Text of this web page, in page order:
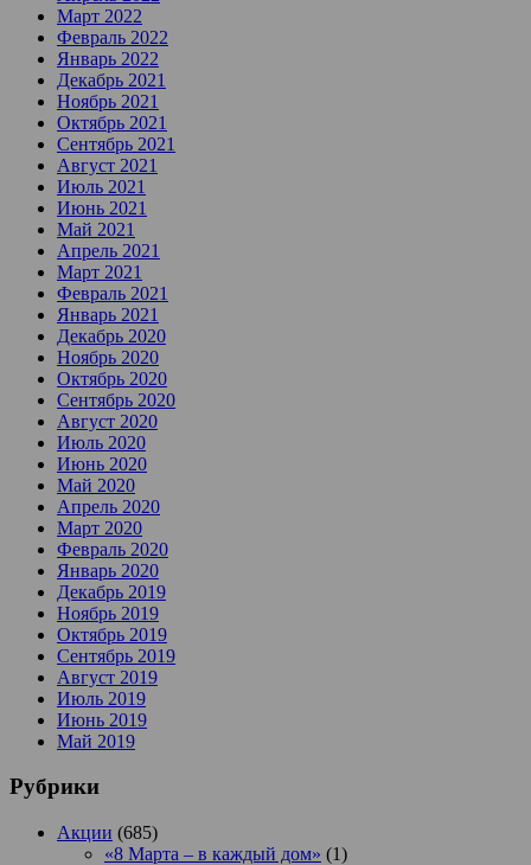
Март 2022
Февраль 2022
Январь 2022
Декабрь 2021
Ноябрь 2021
Октябрь 2021
Сентябрь 2021
Август 2021
Июль 2021
Июнь 2021
Май 2021
Апрель 2021
Март 2021
Февраль 2021
Январь 2021
Декабрь 2020
Ноябрь 2020
Октябрь 2020
Сентябрь 2020
Август 2020
Июль 2020
Июнь 2020
Май 2020
Апрель 2020
Март 2020
Февраль 2020
Январь 2020
Декабрь 2019
Ноябрь 2019
Октябрь 2019
Сентябрь 2019
Август 2019
Июль 2019
Июнь 2019
Май 2019
Рубрики
Акции (685)
«8 Марта – в каждый дом» (1)